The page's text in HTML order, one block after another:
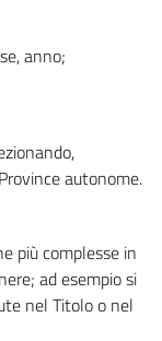
anno;
autonome.
più complesse in
ad esempio si
nel Titolo o nel